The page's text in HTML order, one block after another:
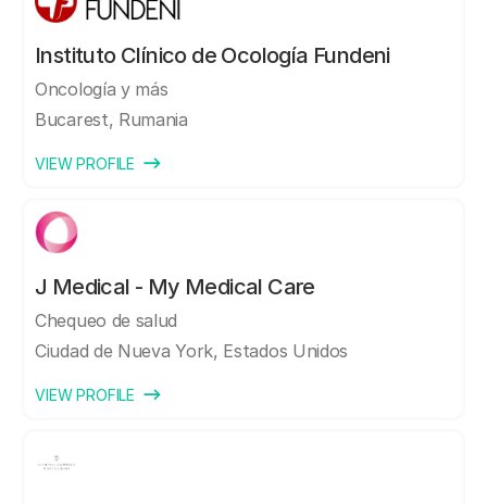
Instituto Clínico de Ocología Fundeni
Oncología y más
Bucarest, Rumania
VIEW PROFILE
J Medical - My Medical Care
Chequeo de salud
Ciudad de Nueva York, Estados Unidos
VIEW PROFILE